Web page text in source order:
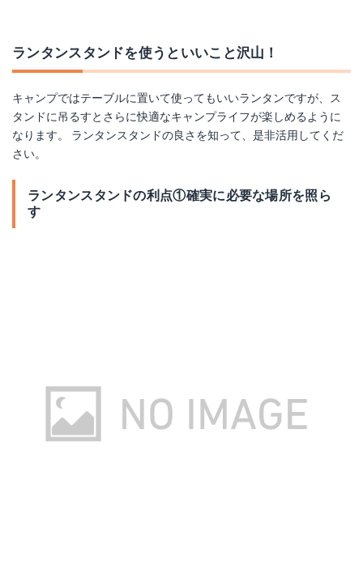
ランタンスタンドを使うといいこと沢山！
キャンプではテーブルに置いて使ってもいいランタンですが、ス
タンドに吊るすとさらに快適なキャンプライフが楽しめるように
なります。 ランタンスタンドの良さを知って、是非活用してくだ
さい。
ランタンスタンドの利点①確実に必要な場所を照ら
す